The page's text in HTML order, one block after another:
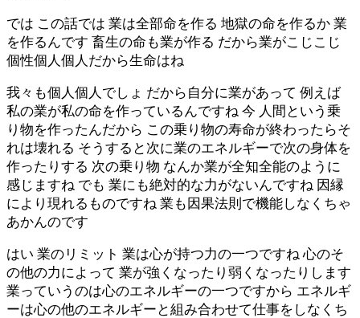
では この話では 業は全部命を作る 地獄の命を作るか 業
を作るんです 畜生の命も業が作る だから業がこじこじ
個性個人個人だから生命はね
我々も個人個人でしょ だから自分に業があって 例えば
私の業が私の命を作っているんですね 今 人間という乗
り物を作ったんだから この乗り物の寿命が終わったらそ
れは壊れる そうすると次に業のエネルギーで次の身体を
作ったりする 次の乗り物 なんか業が全知全能のように
感じますね でも 業にも絶対的な力がないんですね 因縁
により現れるものですね 業も因果法則で機能しなくちゃ
あかんのです
はい 業のリミット 業は心が持つ力の一つですね 心のそ
の他の力によって 業が強くなったり弱くなったりします
業っていうのは心のエネルギーの一つですから エネルギ
ーは心の他のエネルギーと組み合わせて仕事をしなくち